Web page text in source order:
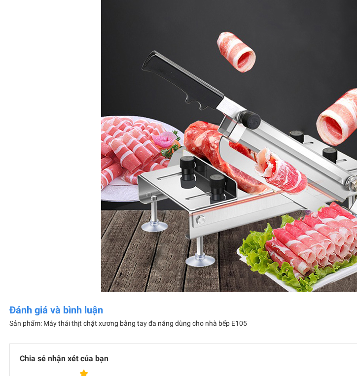
Đánh giá và bình luận
Sản phẩm: Máy thái thịt chặt xương bằng tay đa năng dùng cho nhà bếp E105
Chia sẻ nhận xét của bạn